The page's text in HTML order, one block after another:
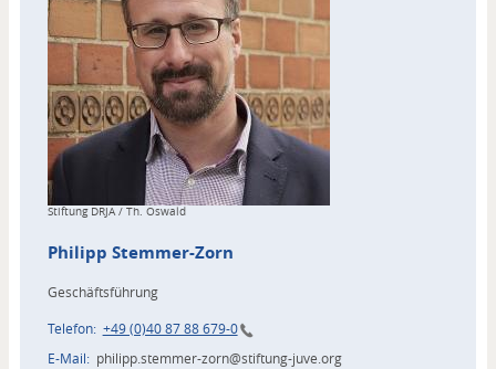
Copyright
Stiftung DRJA / Th. Oswald
Philipp Stemmer-Zorn
Geschäftsführung
Telefon +49 (0)40 87 88 679-0
E-Mail
philipp.stemmer-zorn@stiftung-juve.org